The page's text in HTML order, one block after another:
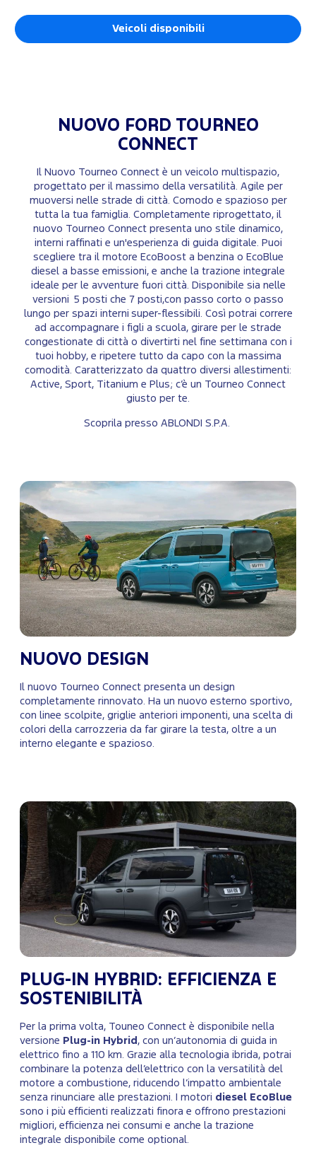
Veicoli disponibili
NUOVO FORD TOURNEO
CONNECT
Il Nuovo Tourneo Connect è un veicolo multispazio,
progettato per il massimo della versatilità. Agile per
muoversi nelle strade di città. Comodo e spazioso per
tutta la tua famiglia. Completamente riprogettato, il
nuovo Tourneo Connect presenta uno stile dinamico,
interni raffinati e un'esperienza di guida digitale. Puoi
scegliere tra il motore EcoBoost a benzina o EcoBlue
diesel a basse emissioni, e anche la trazione integrale
ideale per le avventure fuori città. Disponibile sia nelle
versioni 5 posti che 7 posti,con passo corto o passo
lungo per spazi interni super-flessibili. Così potrai correre
ad accompagnare i figli a scuola, girare per le strade
congestionate di città o divertirti nel fine settimana con i
tuoi hobby, e ripetere tutto da capo con la massima
comodità. Caratterizzato da quattro diversi allestimenti:
Active, Sport, Titanium e Plus; c’è un Tourneo Connect
giusto per te.
Scoprila presso ABLONDI S.P.A.
NUOVO DESIGN
Il nuovo Tourneo Connect presenta un design
completamente rinnovato. Ha un nuovo esterno sportivo,
con linee scolpite, griglie anteriori imponenti, una scelta di
colori della carrozzeria da far girare la testa, oltre a un
interno elegante e spazioso.
PLUG-IN HYBRID: EFFICIENZA E
SOSTENIBILITÀ
Per la prima volta, Touneo Connect è disponibile nella
versione
Plug-in Hybrid , con un’autonomia di guida in
elettrico fino a 110 km. Grazie alla tecnologia ibrida, potrai
combinare la potenza dell’elettrico con la versatilità del
motore a combustione, riducendo l’impatto ambientale
senza rinunciare alle prestazioni. I motori diesel EcoBlue
sono i più efficienti realizzati finora e offrono prestazioni
migliori, efficienza nei consumi e anche la trazione
integrale disponibile come optional.